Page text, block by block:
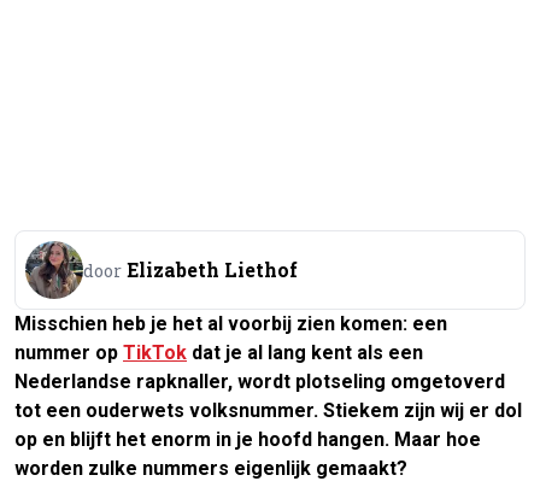
door Elizabeth Liethof
Misschien heb je het al voorbij zien komen: een
nummer op TikTok dat je al lang kent als een
Nederlandse rapknaller, wordt plotseling omgetoverd
tot een ouderwets volksnummer. Stiekem zijn wij er dol
op en blijft het enorm in je hoofd hangen. Maar hoe
worden zulke nummers eigenlijk gemaakt?